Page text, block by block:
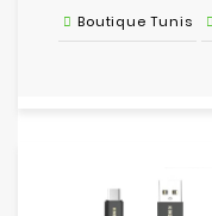
Boutique Tunis